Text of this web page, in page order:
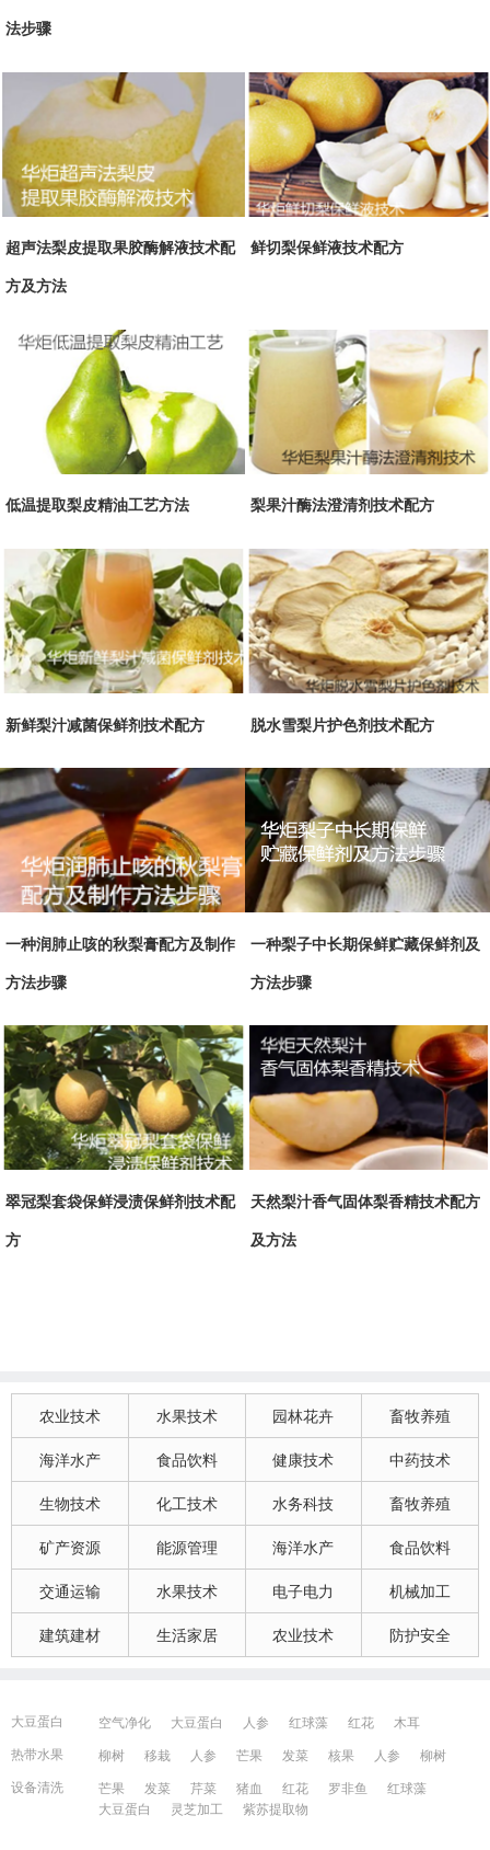
法步骤
超声法梨皮提取果胶酶解液技术配
方及方法
鲜切梨保鲜液技术配方
低温提取梨皮精油工艺方法 梨果汁酶法澄清剂技术配方
新鲜梨汁减菌保鲜剂技术配方 脱水雪梨片护色剂技术配方
一种润肺止咳的秋梨膏配方及制作
方法步骤
一种梨子中长期保鲜贮藏保鲜剂及
方法步骤
翠冠梨套袋保鲜浸渍保鲜剂技术配
方
天然梨汁香气固体梨香精技术配方
及方法
农业技术 水果技术 园林花卉 畜牧养殖
海洋水产 食品饮料 健康技术 中药技术
生物技术 化工技术 水务科技 畜牧养殖
矿产资源 能源管理 海洋水产 食品饮料
交通运输 水果技术 电子电力 机械加工
建筑建材 生活家居 农业技术 防护安全
大豆蛋白 空气净化 大豆蛋白 人参 红球藻 红花
木耳
红花
芒果 红球藻 芹菜 养鸭 芒果 芹菜
热带水果 柳树 移栽 人参 芒果 发菜 核果 人参
柳树
大豆蛋白
人参 发菜 猪血 红花 柳树
发菜
宁波百姓网
镇江百姓网 湖州百姓网
设备清洗 芒果 发菜 芹菜 猪血 红花 罗非鱼
红球藻
大豆蛋白
灵芝加工 紫苏提取物